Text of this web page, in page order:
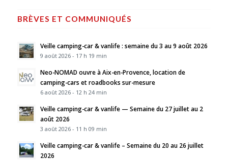
BRÈVES ET COMMUNIQUÉS
Veille camping-car & vanlife : semaine du 3 au 9 août 2026
9 août 2026 - 17 h 19 min
Neo-NOMAD ouvre à Aix-en-Provence, location de
camping-cars et roadbooks sur-mesure
6 août 2026 - 12 h 24 min
Veille camping-car & vanlife — Semaine du 27 juillet au 2
août 2026
3 août 2026 - 11 h 09 min
Veille camping-car & vanlife – Semaine du 20 au 26 juillet
2026